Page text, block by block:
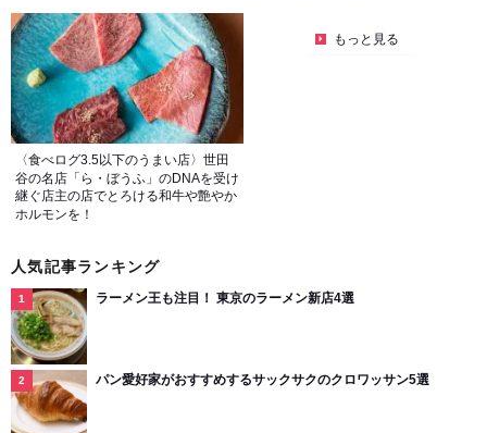
〈食べログ3.5以下のうまい店〉世田
谷の名店「ら・ぼうふ」のDNAを受け
継ぐ店主の店でとろける和牛や艶やか
ホルモンを！
もっと見る
人気記事ランキング
ラーメン王も注目！ 東京のラーメン新店4選
パン愛好家がおすすめするサックサクのクロワッサン5選